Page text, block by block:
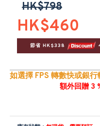
HK$460
HK$798
節省 HK$338
如選擇 FPS 轉數快或銀
額外回贈 3